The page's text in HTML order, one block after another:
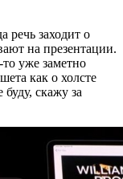
речь заходит о
на презентации.
уже заметно
как о холсте
скажу за